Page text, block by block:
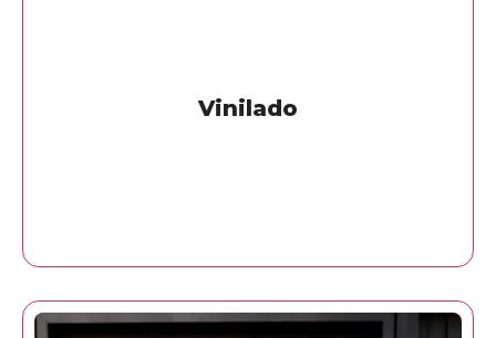
Vinilado